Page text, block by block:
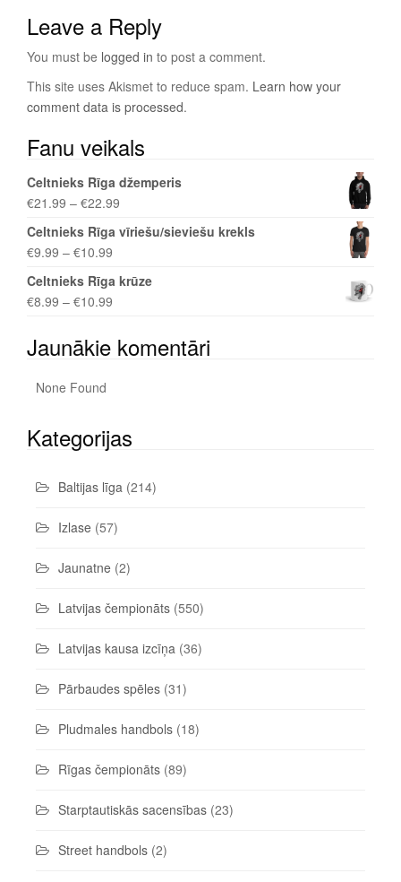
Leave a Reply
You must be logged in to post a comment.
This site uses Akismet to reduce spam. Learn how your
comment data is processed.
Fanu veikals
Celtnieks Rīga džemperis
€21.99 – €22.99
Celtnieks Rīga vīriešu/sieviešu krekls
€9.99 – €10.99
Celtnieks Rīga krūze
€8.99 – €10.99
Jaunākie komentāri
None Found
Kategorijas
Baltijas līga (214)
Izlase (57)
Jaunatne (2)
Latvijas čempionāts (550)
Latvijas kausa izcīņa (36)
Pārbaudes spēles (31)
Pludmales handbols (18)
Rīgas čempionāts (89)
Starptautiskās sacensības (23)
Street handbols (2)